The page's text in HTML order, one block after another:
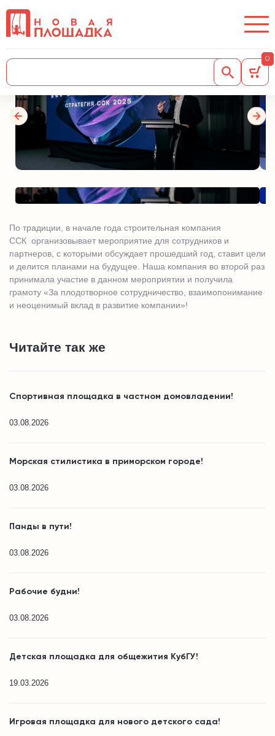
0
ССК стратегия 2025!
По традиции, в начале года строительная компания
ССК организовывает мероприятие для сотрудников и
партнеров, с которыми обсуждает прошедший год, ставит цели
и делится планами на будущее. Наша компания во второй раз
принимала участие в данном мероприятии и получила
грамоту «За плодотворное сотрудничество, взаимопонимание
и неоценимый вклад в развитие компании»!
Читайте так же
Спортивная площадка в частном домовладении!
03.08.2026
Морская стилистика в приморском городе!
03.08.2026
Панды в пути!
03.08.2026
Рабочие будни!
03.08.2026
Детская площадка для общежития КубГУ!
19.03.2026
Игровая площадка для нового детского сада!